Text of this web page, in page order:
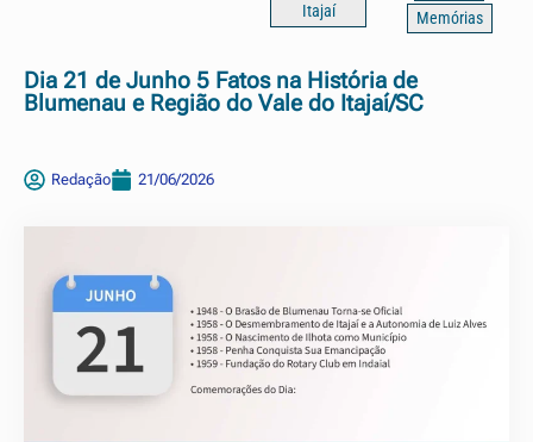
Itajaí
Memórias
Dia 21 de Junho 5 Fatos na História de
Blumenau e Região do Vale do Itajaí/SC
Redação 21/06/2026